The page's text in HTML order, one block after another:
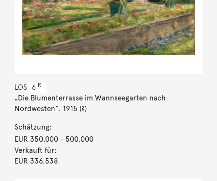
LOS 6 R
„Die Blumenterrasse im Wannseegarten nach
Nordwesten“. 1915 (?)
Schätzung:
EUR 350.000- 500.000
Verkauft für:
EUR 336.538